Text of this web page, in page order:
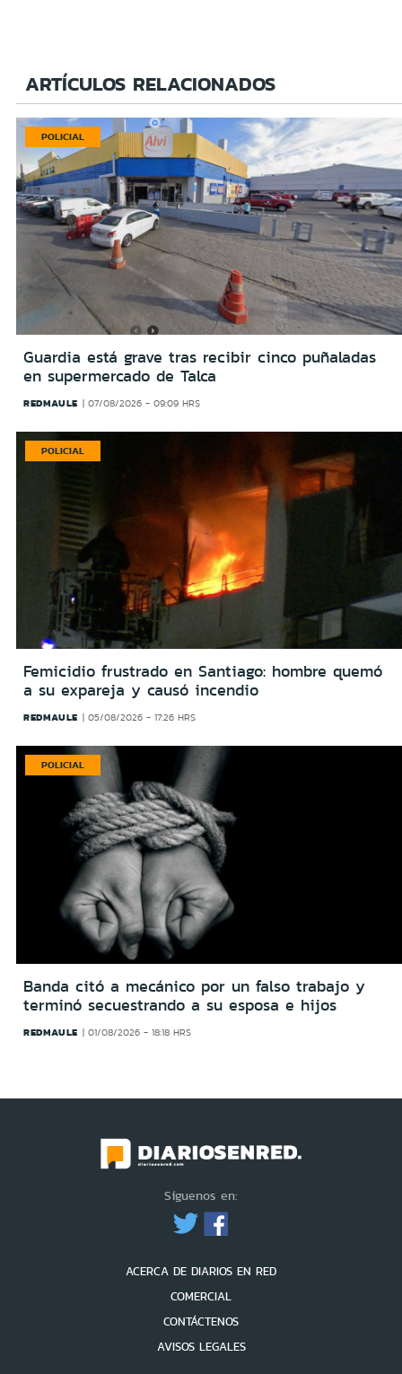
ARTÍCULOS RELACIONADOS
POLICIAL
Guardia está grave tras recibir cinco puñaladas
en supermercado de Talca
REDMAULE 07/08/2026 - 09:09 HRS
POLICIAL
Femicidio frustrado en Santiago: hombre quemó
a su expareja y causó incendio
REDMAULE 05/08/2026 - 17:26 HRS
POLICIAL
Banda citó a mecánico por un falso trabajo y
terminó secuestrando a su esposa e hijos
REDMAULE 01/08/2026 - 18:18 HRS
Síguenos en:
ACERCA DE DIARIOS EN RED
COMERCIAL
CONTÁCTENOS
AVISOS LEGALES